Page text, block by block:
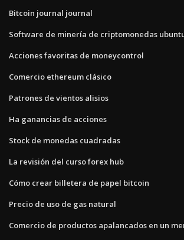
Bitcoin journal journal
Software de minería de criptomonedas
Acciones favoritas de moneycontrol
Comercio ethereum clásico
Patrones de vientos alisios
Ha ganancias de acciones
Stock de monedas cuadradas
La revisión del curso forex hub
Cómo crear billetera de papel bitcoin
Precio de uso de gas natural
Comercio de productos apalancados en un